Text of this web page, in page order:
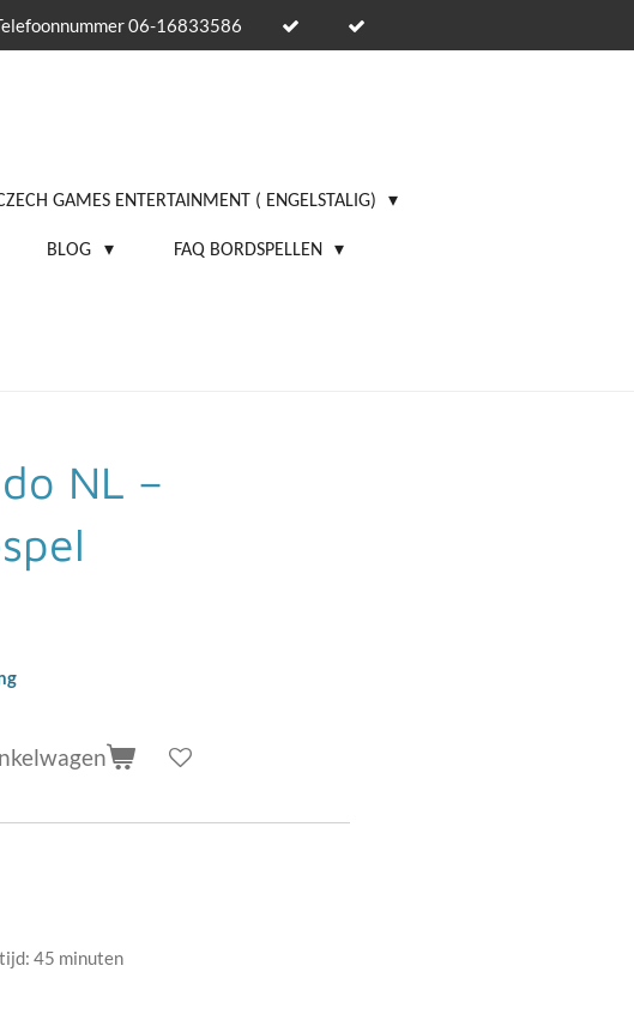
06-16833586
GAMES ENTERTAINMENT ( ENGELSTALIG)
BLOG FAQ BORDSPELLEN
NL –
45 minuten